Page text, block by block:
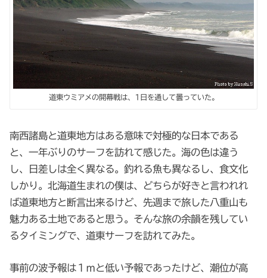
道東ウミアメの開幕戦は、1日を通して曇っていた。
南西諸島と道東地方はある意味で対極的な日本である
と、一年ぶりのサーフを訪れて感じた。海の色は違う
し、日差しは全く異なる。釣れる魚も異なるし、食文化
しかり。北海道生まれの僕は、どちらが好きと言われれ
ば道東地方と断言出来るけど、先週まで旅した八重山も
魅力ある土地であると思う。そんな旅の余韻を残してい
るタイミングで、道東サーフを訪れてみた。
事前の波予報は１ｍと低い予報であったけど、潮位が高